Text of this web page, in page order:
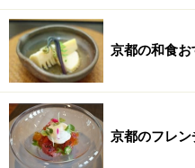
京都の和食お
京都のフレン